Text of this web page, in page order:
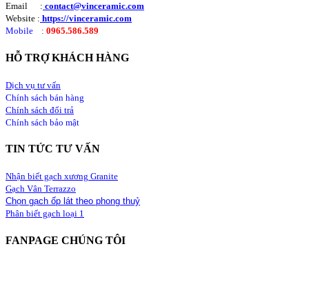
Email : contact@vinceramic.com
Website : https://vinceramic.com
Mobile : 0965.586.589
HỖ TRỢ KHÁCH HÀNG
Dịch vụ tư vấn
Chính sách bán hàng
Chính sách đổi trả
Chính sách bảo mật
TIN TỨC TƯ VẤN
Nhận biết gạch xương Granite
Gạch Vân Terrazzo
Chọn gạch ốp lát theo phong thuỷ
Phân biết gạch loại 1
FANPAGE CHÚNG TÔI